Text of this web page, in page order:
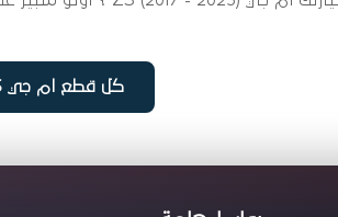
كل قطع ام جي ZS